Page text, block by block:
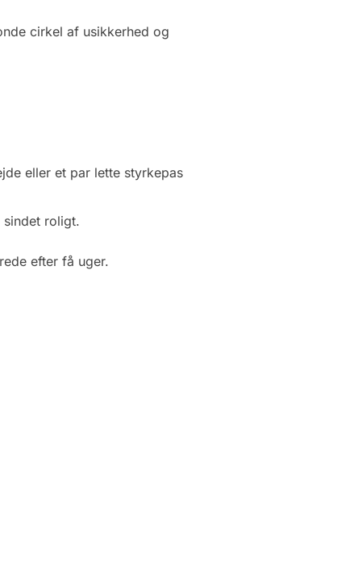
cirkel af usikkerhed og
eller et par lette styrkepas
roligt.
efter få uger.